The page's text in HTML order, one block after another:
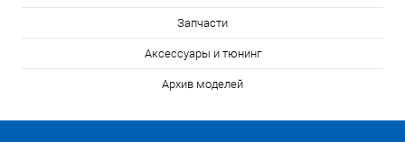
Запчасти
Аксессуары и тюнинг
Архив моделей